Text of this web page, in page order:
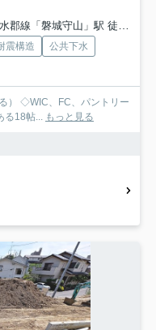
水郡線「磐城守山」駅 徒歩50分
震構造
公共下水
） ◇WIC、FC、パントリー
る18帖... もっと見る